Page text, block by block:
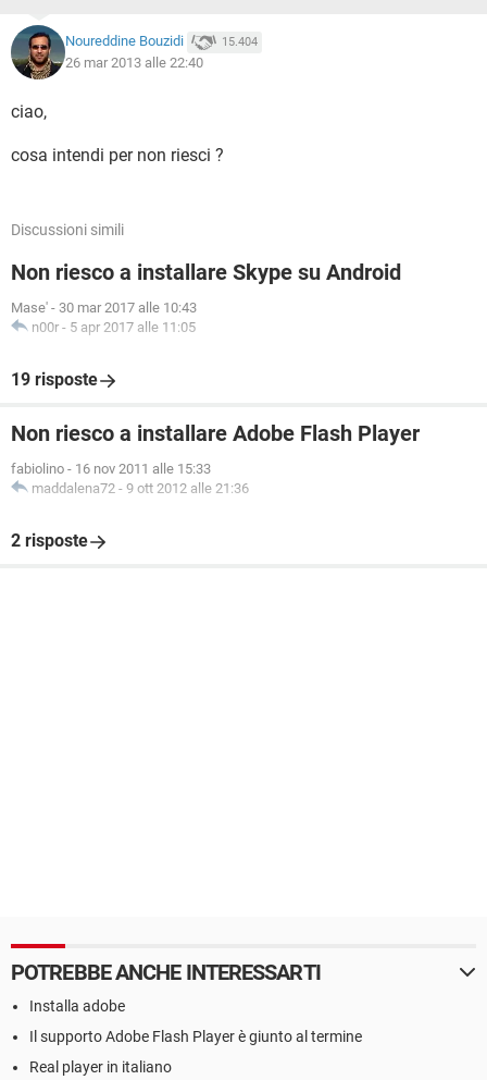
Noureddine Bouzidi 15.404
26 mar 2013 alle 22:40
ciao,
cosa intendi per non riesci ?
Discussioni simili
Non riesco a installare Skype su Android
Mase' - 30 mar 2017 alle 10:43
n00r - 5 apr 2017 alle 11:05
19 risposte
Non riesco a installare Adobe Flash Player
fabiolino - 16 nov 2011 alle 15:33
maddalena72 - 9 ott 2012 alle 21:36
2 risposte
POTREBBE ANCHE INTERESSARTI
Installa adobe
Il supporto Adobe Flash Player è giunto al termine
Real player in italiano